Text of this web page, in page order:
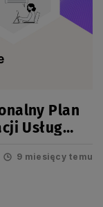
Plan
Usług
9 miesięcy temu